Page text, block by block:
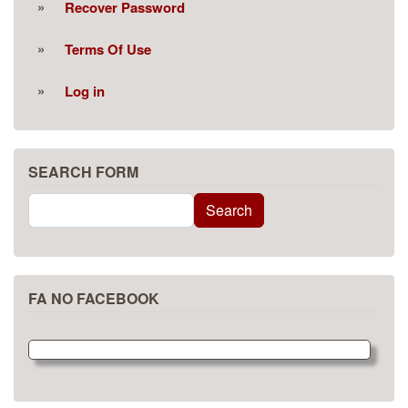
Recover Password
Terms Of Use
Log in
SEARCH FORM
Search Search
FA NO FACEBOOK